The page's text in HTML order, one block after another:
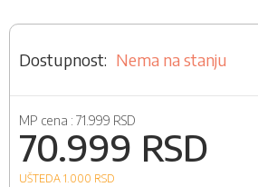
Nema na stanju
MP cena : 71.999 RSD
70.999 RSD
UŠTEDA 1.000 RSD